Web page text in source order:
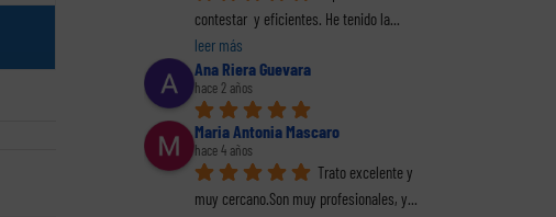
contestar  y eficientes. He tenido la
leer más
Ana Riera Guevara
hace 2 años
Maria Antonia Mascaro
hace 4 años
Trato excelente y
muy cercano.Son muy profesionales, y